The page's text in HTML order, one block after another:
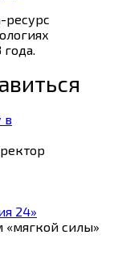
ресурс
в
24»
«мягкой силы»